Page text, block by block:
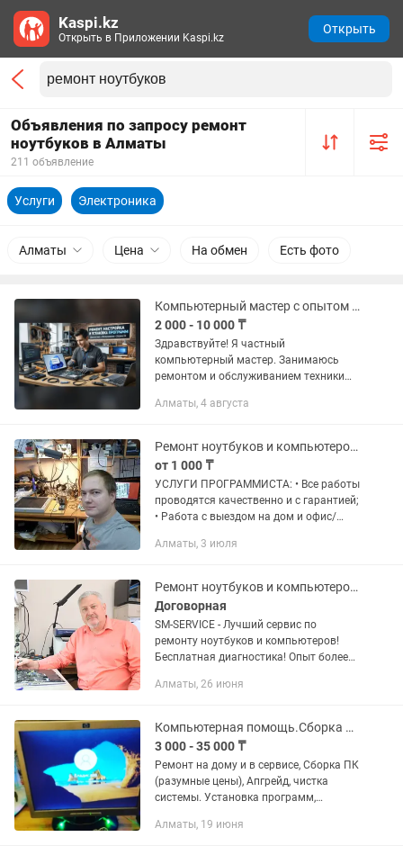
Объявления по запросу ремонт
ноутбуков в Алматы
211 объявление
Услуги Электроника
Алматы Цена На обмен Есть фото
Компьютерный мастер с опытом 25 лет. Ремонт компьютеров и ноутбуков.
2 000 - 10 000 ₸
Здравствуйте! Я частный
компьютерный мастер. Занимаюсь
ремонтом и обслуживанием техники
без накруток и «выдуманных»
компьютером,...
Алматы, 4 августа
Ремонт ноутбуков и компьютеров! Установка windows
от 1 000 ₸
УСЛУГИ ПРОГРАММИСТА: • Все работы
проводятся качественно и с гарантией;
• Работа с выездом на дом и офис/
выходных, звоните в любое время
Алматы, 3 июля
Ремонт ноутбуков и компьютеров Алматы.Качественно.Честно. Надёжно.
Договорная
SM-SERVICE - Лучший сервис по
ремонту ноутбуков и компьютеров!
Бесплатная диагностика! Опыт более
решаем 99% проблем с ноутбуками и...
Алматы, 26 июня
Компьютерная помощь.Сборка пк. Ремонт,чистка, установка ПО Выкуп ноутбуков.
3 000 - 35 000 ₸
Ремонт на дому и в сервисе, Сборка ПК
(разумные цены), Апгрейд, чистка
системы. Установка программ,
вопрос! Даем гарантию
Алматы, 19 июня
Kaspi.kz
Открыть в Приложении Kaspi.kz
Открыть